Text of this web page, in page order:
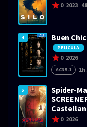
0 2023
4 Buen
PELICULA
0 2026
AC3 5.1 1h
5
Spider-
0 2026